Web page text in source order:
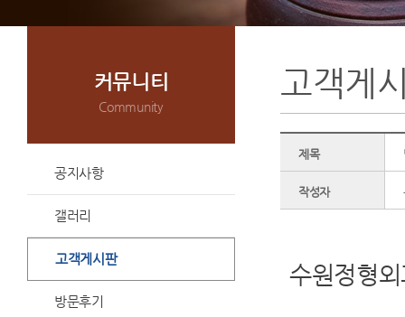
커뮤니티
Community
공지사항
갤러리
고객게시판
방문후기
고객게
제목
작성자
수원정형